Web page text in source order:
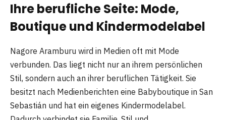
Ihre berufliche Seite: Mode,
Boutique und Kindermodelabel
Nagore Aramburu wird in Medien oft mit Mode
verbunden. Das liegt nicht nur an ihrem persönlichen
Stil, sondern auch an ihrer beruflichen Tätigkeit. Sie
besitzt nach Medienberichten eine Babyboutique in San
Sebastián und hat ein eigenes Kindermodelabel.